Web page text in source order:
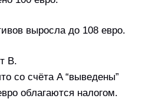
выросла до 108 евро.
B.
со счёта A “выведены”
облагаются налогом.